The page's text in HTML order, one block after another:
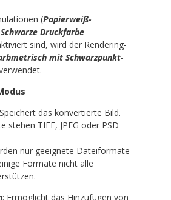
(Papierweiß-
Schwarze Druckfarbe
sind, wird der Rendering-
mit Schwarzpunkt-
das konvertierte Bild.
stehen TIFF, JPEG oder PSD
nur geeignete Dateiformate
Formate nicht alle
: Ermöglicht das Hinzufügen von